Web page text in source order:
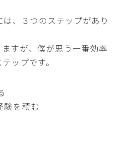
、３つのステップがあり
すが、僕が思う一番効率
ップです。
験を積む